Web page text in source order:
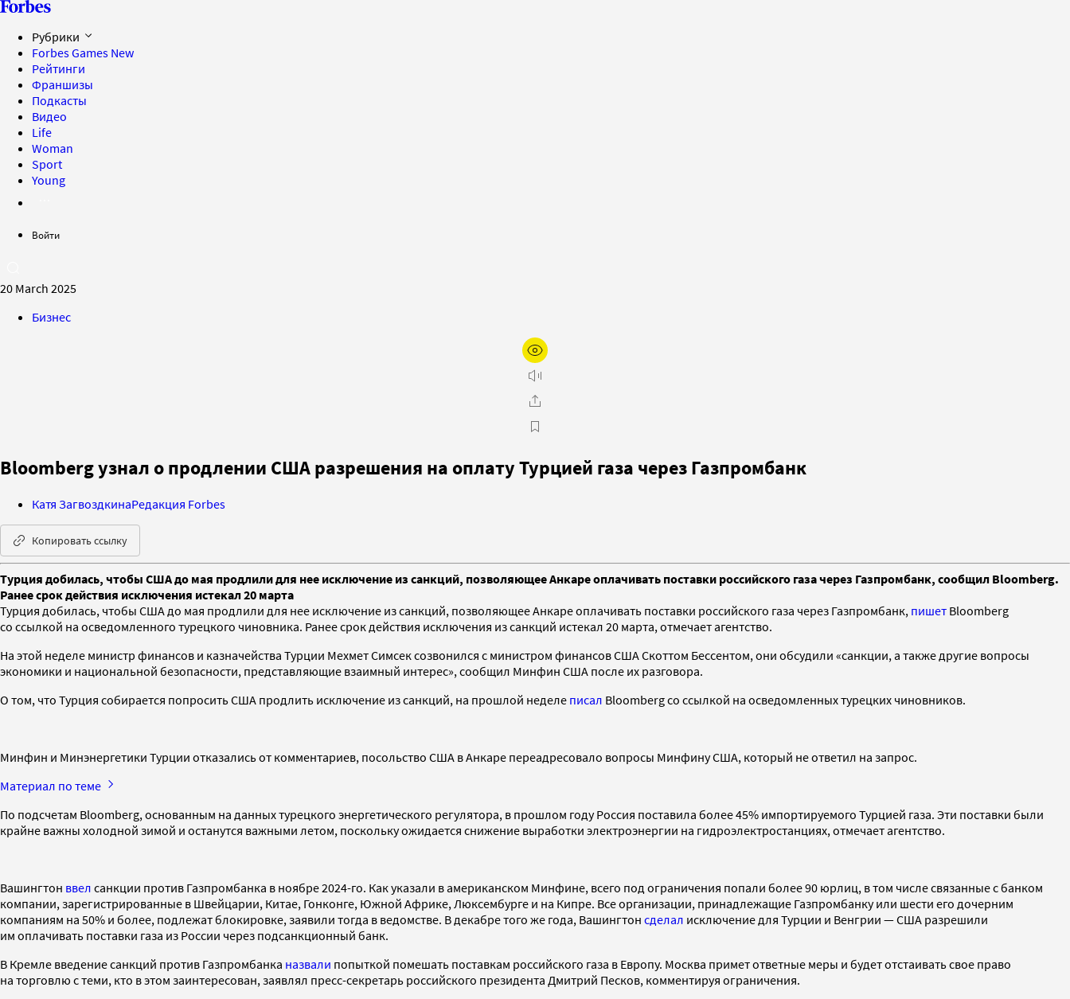
Рубрики
Forbes Games New
Рейтинги
Франшизы
Подкасты
Видео
Life
Woman
Sport
Young
Войти
20 March 2025
Бизнес
Bloomberg узнал о продлении США разрешения на оплату Турцией газа через Газпромбанк
Катя ЗагвоздкинаРедакция Forbes
Копировать ссылку
Турция добилась, чтобы США до мая продлили для нее исключение из санкций, позволяющее Анкаре оплачивать поставки российского газа через Газпромбанк, сообщил Bloomberg.
Ранее срок действия исключения истекал 20 марта
Турция добилась, чтобы США до мая продлили для нее исключение из санкций, позволяющее Анкаре оплачивать поставки российского газа через Газпромбанк, пишет Bloomberg
со ссылкой на осведомленного турецкого чиновника. Ранее срок действия исключения из санкций истекал 20 марта, отмечает агентство.
На этой неделе министр финансов и казначейства Турции Мехмет Симсек созвонился с министром финансов США Скоттом Бессентом, они обсудили «санкции, а также другие вопросы
экономики и национальной безопасности, представляющие взаимный интерес», сообщил Минфин США после их разговора.
О том, что Турция собирается попросить США продлить исключение из санкций, на прошлой неделе писал Bloomberg со ссылкой на осведомленных турецких чиновников.
Минфин и Минэнергетики Турции отказались от комментариев, посольство США в Анкаре переадресовало вопросы Минфину США, который не ответил на запрос.
Материал по теме
По подсчетам Bloomberg, основанным на данных турецкого энергетического регулятора, в прошлом году Россия поставила более 45% импортируемого Турцией газа. Эти поставки были
крайне важны холодной зимой и останутся важными летом, поскольку ожидается снижение выработки электроэнергии на гидроэлектростанциях, отмечает агентство.
Вашингтон ввел санкции против Газпромбанка в ноябре 2024-го. Как указали в американском Минфине, всего под ограничения попали более 90 юрлиц, в том числе связанные с банком
компании, зарегистрированные в Швейцарии, Китае, Гонконге, Южной Африке, Люксембурге и на Кипре. Все организации, принадлежащие Газпромбанку или шести его дочерним
компаниям на 50% и более, подлежат блокировке, заявили тогда в ведомстве. В декабре того же года, Вашингтон сделал исключение для Турции и Венгрии — США разрешили
им оплачивать поставки газа из России через подсанкционный банк.
В Кремле введение санкций против Газпромбанка назвали попыткой помешать поставкам российского газа в Европу. Москва примет ответные меры и будет отстаивать свое право
на торговлю с теми, кто в этом заинтересован, заявлял пресс-секретарь российского президента Дмитрий Песков, комментируя ограничения.